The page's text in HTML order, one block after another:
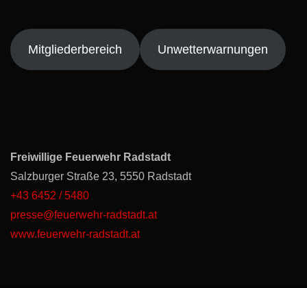
Mitgliederbereich Unwetterwarnungen
Freiwillige Feuerwehr Radstadt
Salzburger Straße 23, 5550 Radstadt
+43 6452 / 5480
presse@feuerwehr-radstadt.at
www.feuerwehr-radstadt.at